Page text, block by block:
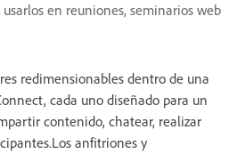
en reuniones, seminarios web
redimensionables dentro de una
cada uno diseñado para un
contenido, chatear, realizar
anfitriones y